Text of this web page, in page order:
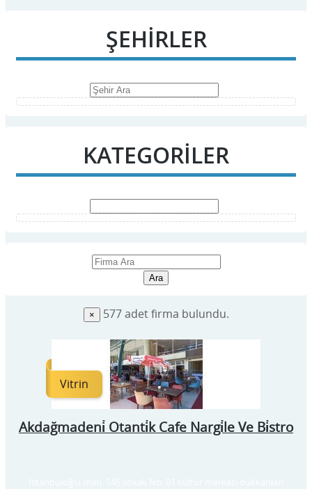
ŞEHİRLER
KATEGORİLER
Ara
× 577adet firma bulundu.
Vitrin
Akdağmadeni̇ Otanti̇k Cafe Nargi̇le Ve Bi̇stro